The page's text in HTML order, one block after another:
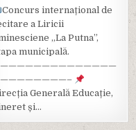
Concurs internațional de
a Liricii
„La Putna”,
municipală.
Generală Educație,
și…